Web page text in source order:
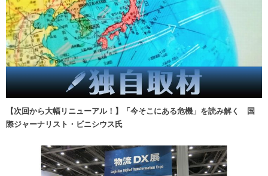
【次回から大幅リニューアル！】「今そこにある危機」を読み解く 国
際ジャーナリスト・ビニシウス氏